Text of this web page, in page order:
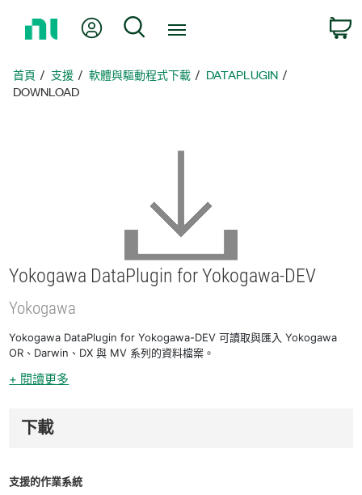
頁
我的帳號 搜尋
首頁 支援 軟體與驅動程式下載
DATAPLUGIN
DOWNLOAD
Yokogawa DataPlugin for Yokogawa-DEV
Yokogawa
Yokogawa DataPlugin for Yokogawa-DEV 可讀取與匯入 Yokogawa
OR、Darwin、DX 與 MV 系列的資料檔案。
+ 閱讀更多
下載
支援的作業系統